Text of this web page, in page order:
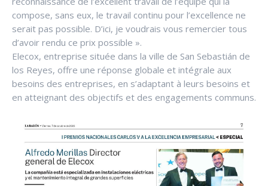
compose, sans eux, le travail continu pour l’excellence ne
serait pas possible. D’ici, je voudrais vous remercier tous
d’avoir rendu ce prix possible ».
Elecox, entreprise située dans la ville de San Sebastián de
los Reyes, offre une réponse globale et intégrale aux
besoins des entreprises, en s’adaptant à leurs besoins et
en atteignant des objectifs et des engagements communs.